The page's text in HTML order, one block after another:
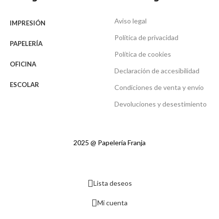
IMPRESIÓN
PAPELERÍA
OFICINA
ESCOLAR
Aviso legal
Política de privacidad
Política de cookies
Declaración de accesibilidad
Condiciones de venta y envío
Devoluciones y desestimiento
2025 @ Papelería Franja
Lista deseos
Mi cuenta